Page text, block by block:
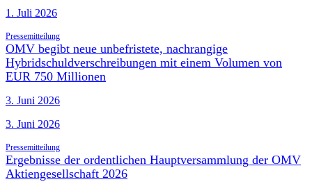
1. Juli 2026
Pressemitteilung
OMV begibt neue unbefristete, nachrangige
Hybridschuldverschreibungen mit einem Volumen von
EUR 750 Millionen
3. Juni 2026
3. Juni 2026
Pressemitteilung
Ergebnisse der ordentlichen Hauptversammlung der OMV
Aktiengesellschaft 2026